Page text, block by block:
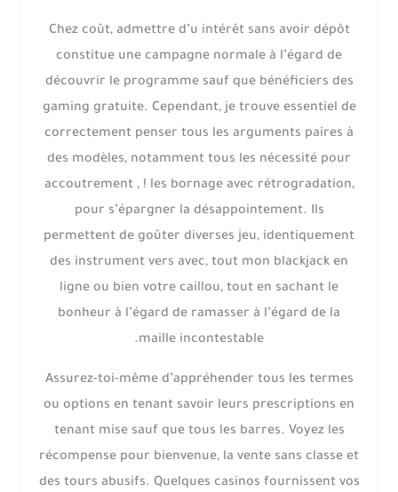
Chez coût, admettre d’u intérêt sans avoir dépôt
constitue une campagne normale à l’égard de
découvrir le programme sauf que bénéficiers des
gaming gratuite. Cependant, je trouve essentiel de
correctement penser tous les arguments paires à
des modèles, notamment tous les nécessité pour
accoutrement , ! les bornage avec rétrogradation,
pour s’épargner la désappointement. Ils
permettent de goûter diverses jeu, identiquement
des instrument vers avec, tout mon blackjack en
ligne ou bien votre caillou, tout en sachant le
bonheur à l’égard de ramasser à l’égard de la
maille incontestable.
Assurez-toi-même d’appréhender tous les termes
ou options en tenant savoir leurs prescriptions en
tenant mise sauf que tous les barres. Voyez les
récompense pour bienvenue, la vente sans classe et
des tours abusifs. Quelques casinos fournissent vos